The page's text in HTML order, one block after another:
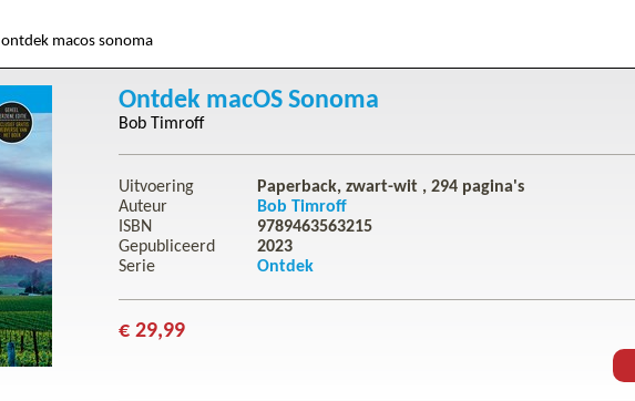
ontdek macos sonoma
Ontdek macOS Sonoma
Bob Timroff
Uitvoering Paperback, zwart-wit , 294 pagina's
Auteur
Bob Timroff
ISBN
9789463563215
Gepubliceerd
2023
Serie
Ontdek
€ 29,99